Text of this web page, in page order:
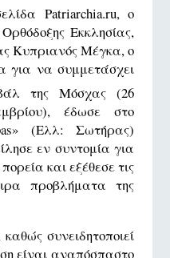
Patriarchia.ru, ο
Εκκλησίας,
Κυπριανός Μέγκα, ο
για να συμμετάσχει
της Μόσχας (26
έδωσε στο
(Ελλ: Σωτήρας)
εν συντομία για
και εξέθεσε τις
προβλήματα της
συνειδητοποιεί
είναι αναπόσπαστο